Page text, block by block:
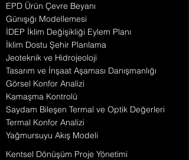
EPD Ürün Çevre Beyanı
Günışığı Modellemesi
İDEP İklim Değişikliği Eylem Planı
İklim Dostu Şehir Planlama
Jeoteknik ve Hidrojeoloji
Tasarım ve İnşaat Aşaması Danışmanlığı
Görsel Konfor Analizi
Kamaşma Kontrolü
Saydam Bileşen Termal ve Optik Değerleri
Termal Konfor Analizi
Yağmursuyu Akış Modeli
Kentsel Dönüşüm Proje Yönetimi